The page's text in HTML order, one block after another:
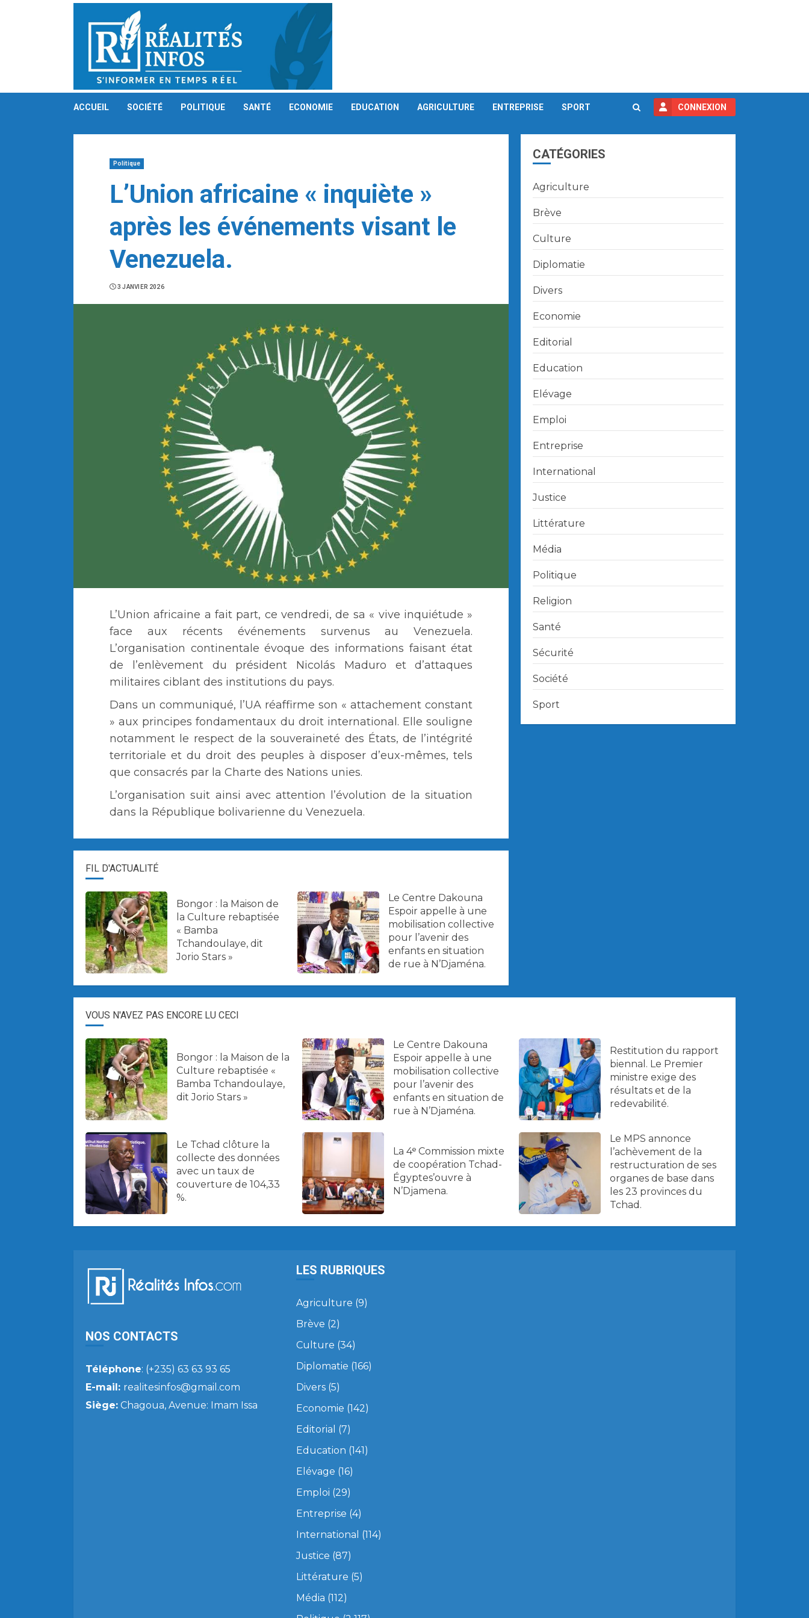
ACCUEIL SOCIÉTÉ POLITIQUE SANTÉ ECONOMIE EDUCATION AGRICULTURE ENTREPRISE SPORT CONNEXION
Politique
L’Union africaine « inquiète »
après les événements visant le
Venezuela.
3 JANVIER 2026
L’Union africaine a fait part, ce vendredi, de sa « vive inquiétude »
face aux récents événements survenus au Venezuela.
L’organisation continentale évoque des informations faisant état
de l’enlèvement du président Nicolás Maduro et d’attaques
militaires ciblant des institutions du pays.
Dans un communiqué, l’UA réaffirme son « attachement constant
» aux principes fondamentaux du droit international. Elle souligne
notamment le respect de la souveraineté des États, de l’intégrité
territoriale et du droit des peuples à disposer d’eux-mêmes, tels
que consacrés par la Charte des Nations unies.
L’organisation suit ainsi avec attention l’évolution de la situation
dans la République bolivarienne du Venezuela.
FIL D'ACTUALITÉ
Bongor : la Maison de
la Culture rebaptisée
« Bamba
Tchandoulaye, dit
Jorio Stars »
Le Centre Dakouna
Espoir appelle à une
mobilisation collective
pour l’avenir des
enfants en situation
de rue à N’Djaména.
CATÉGORIES
Agriculture
Brève
Culture
Diplomatie
Divers
Economie
Editorial
Education
Elévage
Emploi
Entreprise
International
Justice
Littérature
Média
Politique
Religion
Santé
Sécurité
Société
Sport
VOUS N'AVEZ PAS ENCORE LU CECI
Bongor : la Maison de la
Culture rebaptisée «
Bamba Tchandoulaye,
dit Jorio Stars »
Le Centre Dakouna
Espoir appelle à une
mobilisation collective
pour l’avenir des
enfants en situation de
rue à N’Djaména.
Restitution du rapport
biennal. Le Premier
ministre exige des
résultats et de la
redevabilité.
Le Tchad clôture la
collecte des données
avec un taux de
couverture de 104,33
%.
La 4ᵉ Commission mixte
de coopération Tchad-
Égyptes’ouvre à
N’Djamena.
Le MPS annonce
l’achèvement de la
restructuration de ses
organes de base dans
les 23 provinces du
Tchad.
NOS CONTACTS
Téléphone: (+235) 63 63 93 65
E-mail: realitesinfos@gmail.com
Siège: Chagoua, Avenue: Imam Issa
LES RUBRIQUES
Agriculture (9)
Brève (2)
Culture (34)
Diplomatie (166)
Divers(5)
Economie (142)
Editorial (7)
Education (141)
Elévage (16)
Emploi (29)
Entreprise (4)
International (114)
Justice (87)
Littérature (5)
Média (112)